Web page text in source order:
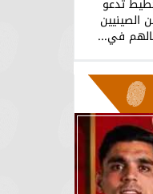
تدعو
الصينيين
في...